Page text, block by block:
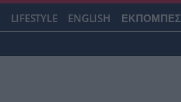
LIFESTYLE ENGLISH ΕΚΠΟΜΠΕΣ